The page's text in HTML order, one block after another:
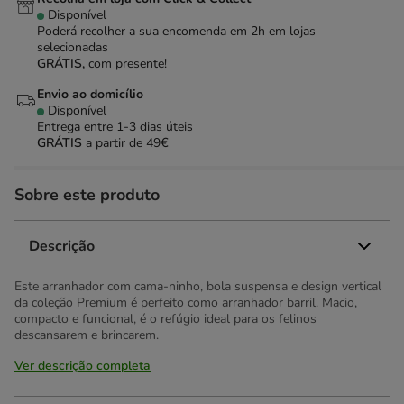
Disponível
Poderá recolher a sua encomenda em 2h em lojas
selecionadas
GRÁTIS, com presente!
Envio ao domicílio
Disponível
Entrega entre 1-3 dias úteis
GRÁTIS a partir de 49€
Sobre este produto
Descrição
Este arranhador com cama-ninho, bola suspensa e design vertical
da coleção Premium é perfeito como arranhador barril. Macio,
compacto e funcional, é o refúgio ideal para os felinos
descansarem e brincarem.
Ver descrição completa